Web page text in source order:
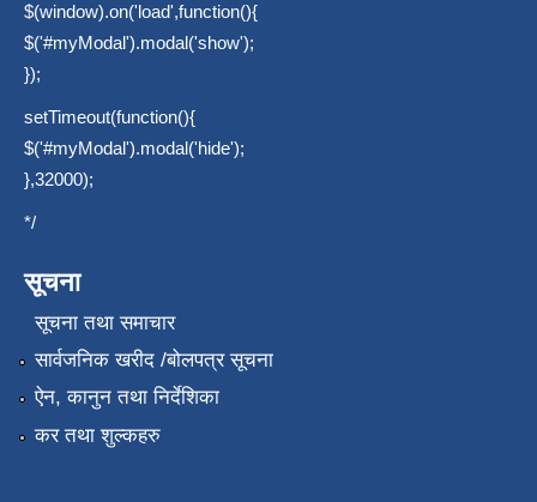
$(window).on('load',function(){
$('#myModal').modal('show');
});
setTimeout(function(){
$('#myModal').modal('hide');
},32000);
*/
सूचना
सूचना तथा समाचार
सार्वजनिक खरीद /बोलपत्र सूचना
ऐन, कानुन तथा निर्देशिका
कर तथा शुल्कहरु